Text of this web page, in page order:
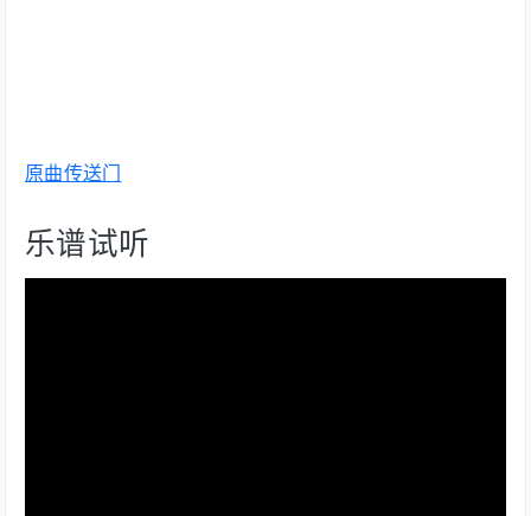
原曲传送门
乐谱试听